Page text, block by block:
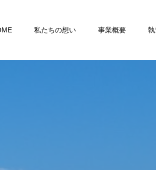
私たちの想い 事業概要